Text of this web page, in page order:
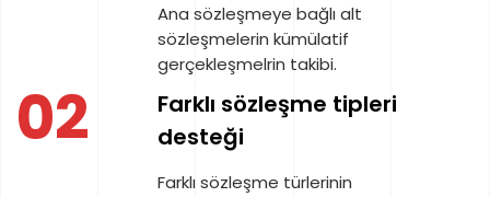
Ana sözleşmeye bağlı alt
sözleşmelerin kümülatif
gerçekleşmelrin takibi.
02
Farklı sözleşme tipleri
desteği
Farklı sözleşme türlerinin